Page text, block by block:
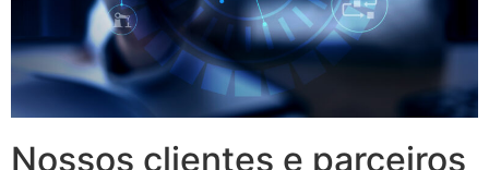
Nossos clientes e parceiros